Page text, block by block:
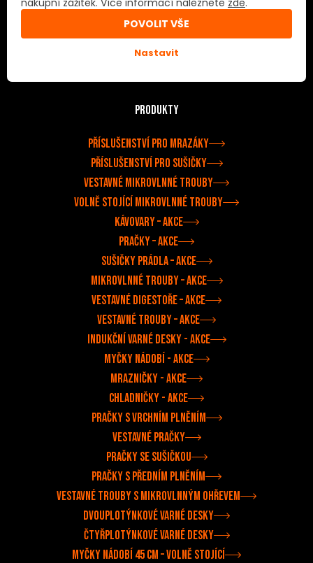
PODMÍNKY UŽITÍ
Doprava a platba
Produkty
Příslušenství pro mrazáky
Příslušenství pro sušičky
Vestavné mikrovlnné trouby
Volně stojící mikrovlnné trouby
Kávovary –⁠ akce
Pračky –⁠ akce
Sušičky prádla –⁠ akce
Mikrovlnné trouby –⁠ akce
Vestavné digestoře –⁠⁠ akce
Vestavné trouby –⁠ akce
Indukční varné desky - akce
Myčky nádobí - akce
Mrazničky - akce
Chladničky - akce
Pračky s vrchním plněním
Vestavné pračky
Pračky se sušičkou
Pračky s předním plněním
Vestavné trouby s mikrovlnným ohřevem
Dvouplotýnkové varné desky
Čtyřplotýnkové varné desky
Myčky nádobí 45 cm – volně stojící
Nastavit
POVOLIT VŠE